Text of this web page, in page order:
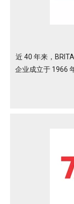
近 40 年来，
企业成立于 1966